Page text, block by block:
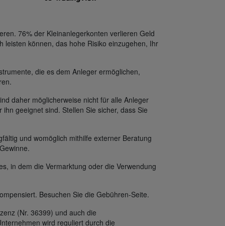
76% der Kleinanlegerkonten verlieren Geld
leisten können, das hohe Risiko einzugehen, Ihr
die es dem Anleger ermöglichen,
daher möglicherweise nicht für alle Anleger
geeignet sind. Stellen Sie sicher, dass Sie
und womöglich mithilfe externer Beratung
in dem die Vermarktung oder die Verwendung
Besuchen Sie die Gebühren-Seite.
(Nr. 36399) und auch die
wird reguliert durch die